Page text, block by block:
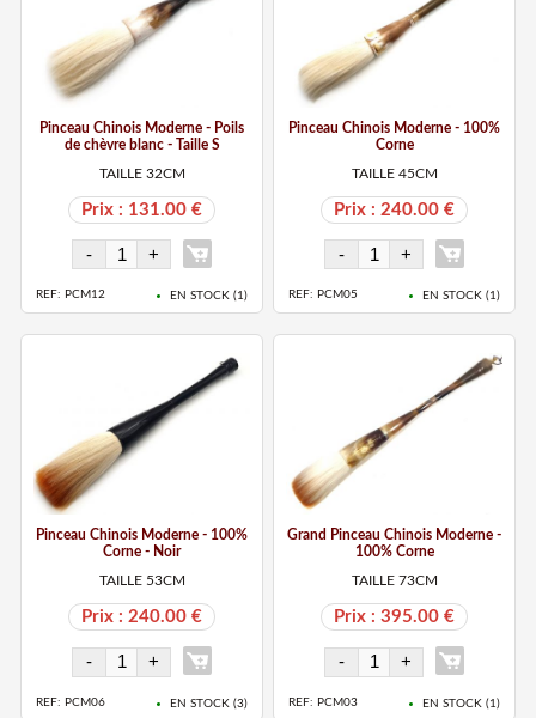
Pinceau Chinois Moderne - Poils
de chèvre blanc - Taille S
TAILLE 32CM
Prix : 131.00 €
REF: PCM12 EN STOCK ( 1)
Pinceau Chinois Moderne - 100%
Corne
TAILLE 45CM
Prix : 240.00 €
REF: PCM05 EN STOCK ( 1)
Pinceau Chinois Moderne - 100%
Corne - Noir
TAILLE 53CM
Prix : 240.00 €
REF: PCM06 EN STOCK (3)
Grand Pinceau Chinois Moderne -
100% Corne
TAILLE 73CM
Prix : 395.00 €
REF: PCM03 EN STOCK ( 1 )